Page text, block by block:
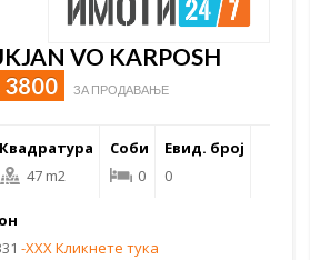
VO KARPOSH
3800 ЗА ПРОДАВАЊЕ
Квадратура
47 m2
Соби
0
Евид. број
0
-XXX Кликнете тука